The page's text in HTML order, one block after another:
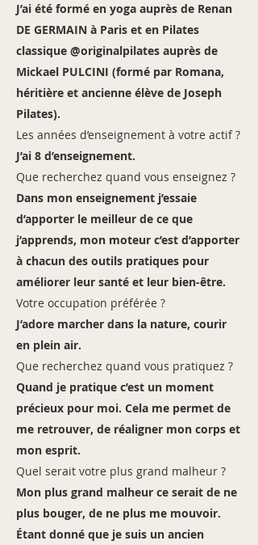
J’ai été formé en yoga auprès de Renan
DE GERMAIN à Paris et en Pilates
classique @originalpilates auprès de
Mickael PULCINI (formé par Romana,
héritière et ancienne élève de Joseph
Pilates).
Les années d’enseignement à votre actif ?
J’ai 8 d’enseignement.
Que recherchez quand vous enseignez ?
Dans mon enseignement j’essaie
d’apporter le meilleur de ce que
j’apprends, mon moteur c’est d’apporter
à chacun des outils pratiques pour
améliorer leur santé et leur bien-être.
Votre occupation préférée ?
J’adore marcher dans la nature, courir
en plein air.
Que recherchez quand vous pratiquez ?
Quand je pratique c’est un moment
précieux pour moi. Cela me permet de
me retrouver, de réaligner mon corps et
mon esprit.
Quel serait votre plus grand malheur ?
Mon plus grand malheur ce serait de ne
plus bouger, de ne plus me mouvoir.
Étant donné que je suis un ancien